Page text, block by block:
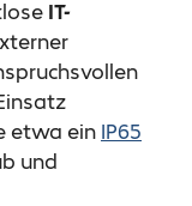
IT-
etwa ein IP65
und